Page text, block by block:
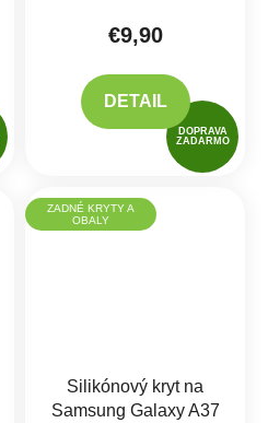
DOPRAVA
ZADARMO
€9,90
DETAIL
ZADNÉ KRYTY A
OBALY
Silikónový kryt na
Samsung Galaxy A37